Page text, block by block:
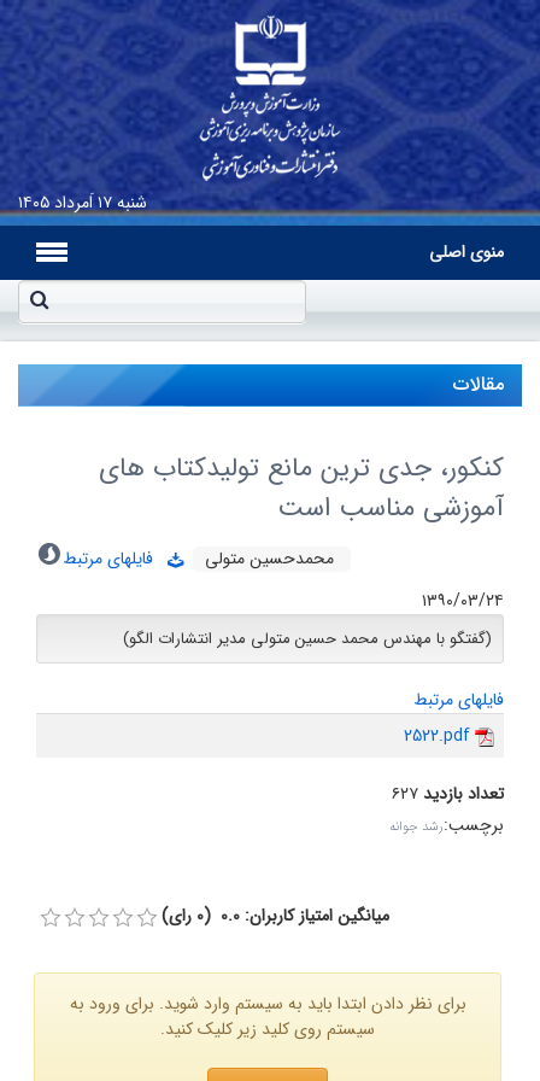
شنبه۱۷ اَمرداد ۱۴۰۵
منوی اصلی
مقالات
کنکور، جدى ترین مانع تولیدکتاب هاى
آموزشى مناسب است
محمدحسین متولی
فایلهای مرتبط
۱۳۹۰/۰۳/۲۴
(گفتگو با مهندس محمد حسین متولی مدیر انتشارات الگو)
فایلهای مرتبط
2522.pdf
تعداد بازدید۶۲۷
برچسب:رشد جوانه
میانگین امتیاز کاربران: 0.0 (0 رای)
برای نظر دادن ابتدا باید به سیستم وارد شوید. برای ورود به
سیستم روی کلید زیر کلیک کنید.